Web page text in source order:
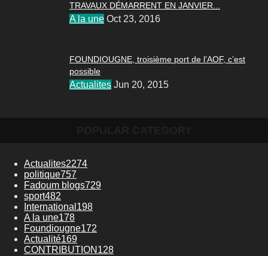
TRAVAUX DÉMARRENT EN JANVIER...
A la une Oct 23, 2016
FOUNDIOUGNE, troisième port de l’AOF, c’est
possible
Actualites Jun 20, 2015
Actualites2274
politique757
Fadoum blogs729
sport482
International 198
A la une178
Foundiougne172
Actualité169
CONTRIBUTION 128